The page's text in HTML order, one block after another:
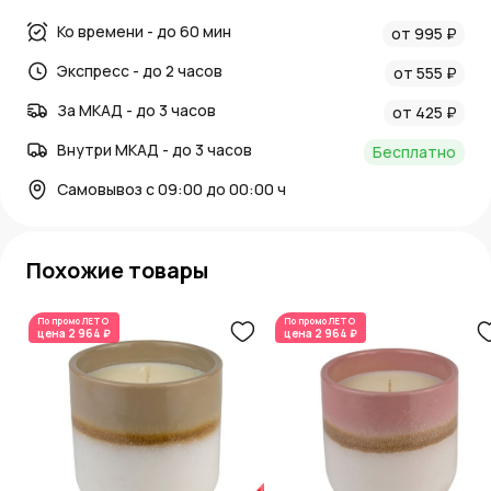
Ко времени - до 60 мин
от 995 ₽
Экспресс - до 2 часов
от 555 ₽
За МКАД - до 3 часов
от 425 ₽
Внутри МКАД - до 3 часов
Бесплатно
Самовывоз с 09:00 до 00:00 ч
Похожие товары
По промоЛЕТО
цена 2 964 ₽
По промоЛЕТО
цена 2 964 ₽